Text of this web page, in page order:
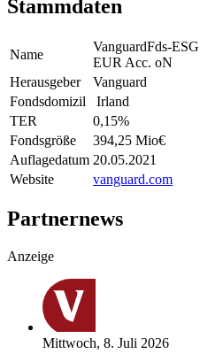
Stammdaten
Name
VanguardFds-
EUR Acc. oN
Herausgeber
Vanguard
Fondsdomizil
Irland
TER
0,15%
Fondsgröße
394,25 Mio€
Auflagedatum 20.05.2021
Website
vanguard.com
Partnernews
Anzeige
Mittwoch, 8. Juli 2026